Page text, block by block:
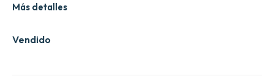
Vendido
Más detalles